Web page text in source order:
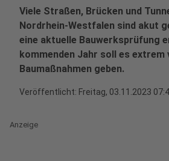
Viele Straßen, Brücken und
Nordrhein-Westfalen sind akut
eine aktuelle Bauwerksprüfung
kommenden Jahr soll es extrem
Baumaßnahmen geben.
Veröffentlicht: Freitag, 03.11.2023
Anzeige